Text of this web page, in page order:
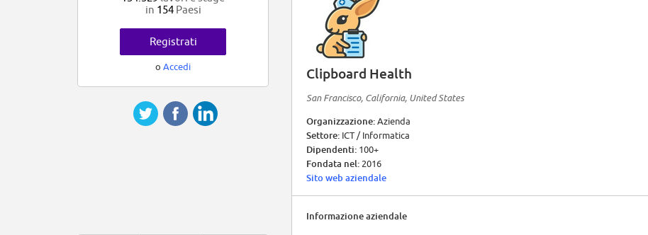
Clipboard Health
San Francisco, California, United States
Organizzazione:Azienda
Settore: ICT / Informatica
Dipendenti: 100+
Fondata nel: 2016
Sito web aziendale
Informazione aziendale
in 154Paesi
Registrati
o Accedi